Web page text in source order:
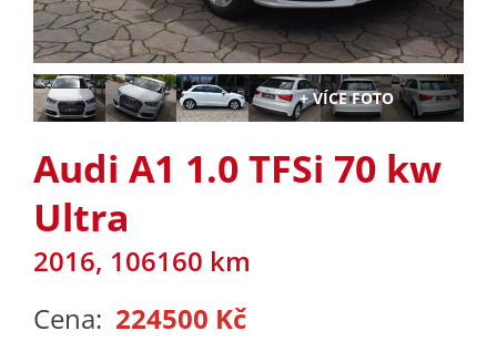
Audi A1 1.0 TFSi 70 kw
Ultra
2016, 106160 km
Cena: 224500 Kč